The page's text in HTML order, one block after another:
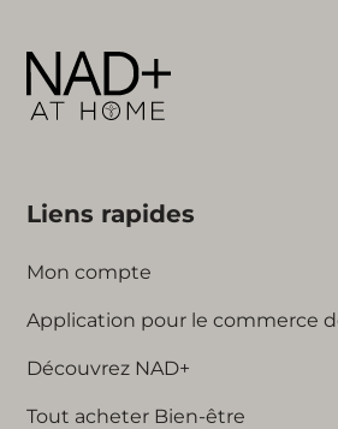
Liens rapides
Mon compte
Application pour le commerce
Découvrez NAD+
Tout acheter Bien-être